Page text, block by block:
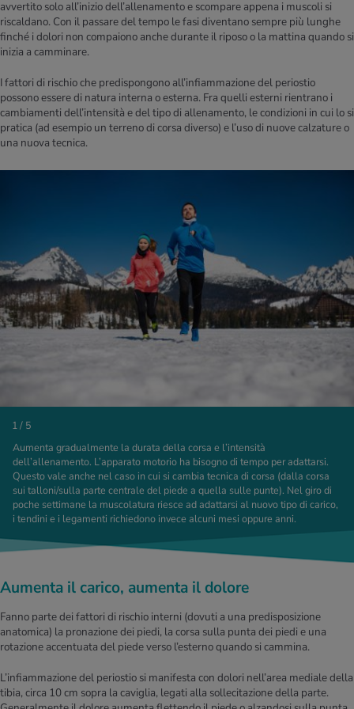
avvertito solo all’inizio dell’allenamento e scompare appena i muscoli si
riscaldano. Con il passare del tempo le fasi diventano sempre più lunghe
finché i dolori non compaiono anche durante il riposo o la mattina quando si
inizia a camminare.
I fattori di rischio che predispongono all’infiammazione del periostio
possono essere di natura interna o esterna. Fra quelli esterni rientrano i
cambiamenti dell’intensità e del tipo di allenamento, le condizioni in cui lo si
pratica (ad esempio un terreno di corsa diverso) e l’uso di nuove calzature o
una nuova tecnica.
1 / 5
Aumenta gradualmente la durata della corsa e l’intensità
dell’allenamento. L’apparato motorio ha bisogno di tempo per adattarsi.
Questo vale anche nel caso in cui si cambia tecnica di corsa (dalla corsa
sui talloni/sulla parte centrale del piede a quella sulle punte). Nel giro di
poche settimane la muscolatura riesce ad adattarsi al nuovo tipo di carico,
i tendini e i legamenti richiedono invece alcuni mesi oppure anni.
Aumenta il carico, aumenta il dolore
Fanno parte dei fattori di rischio interni (dovuti a una predisposizione
anatomica) la pronazione dei piedi, la corsa sulla punta dei piedi e una
rotazione accentuata del piede verso l’esterno quando si cammina.
L’infiammazione del periostio si manifesta con dolori nell’area mediale della
tibia, circa 10 cm sopra la caviglia, legati alla sollecitazione della parte.